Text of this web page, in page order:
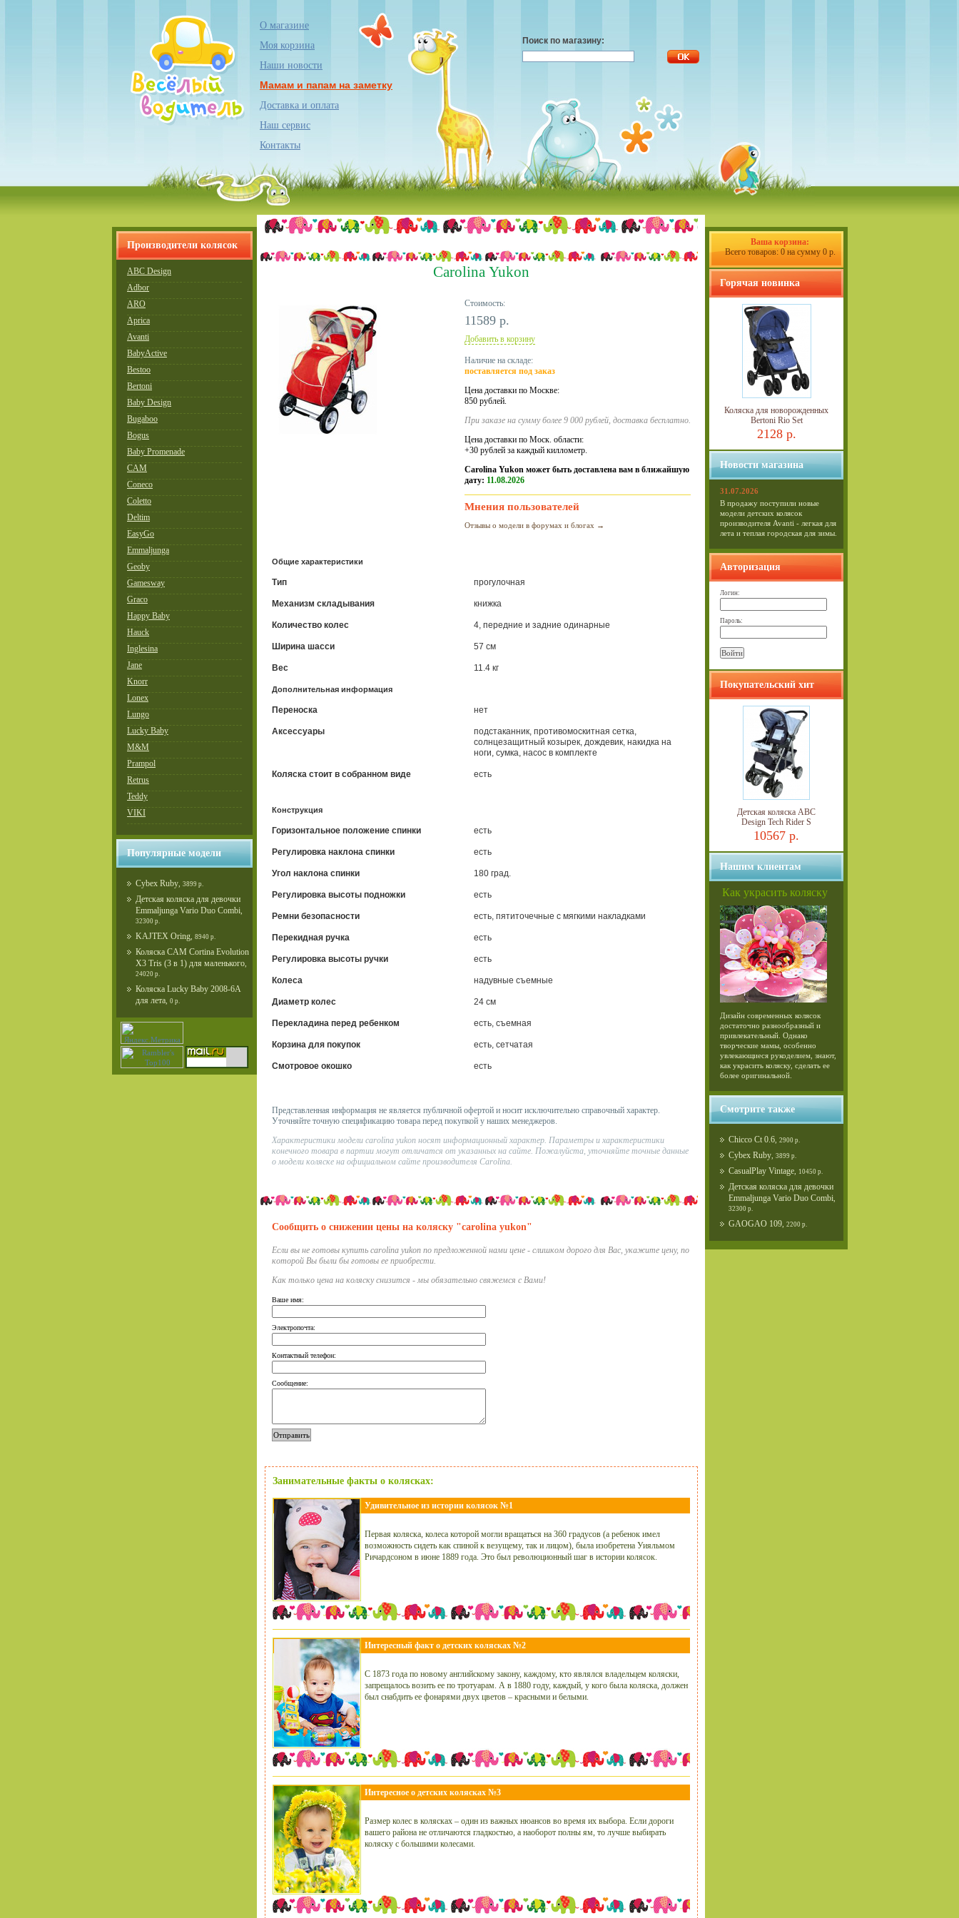
О магазине
Моя корзина
Наши новости
Мамам и папам на заметку
Доставка и оплата
Наш сервис
Контакты
Поиск по магазину:
Производители колясок
ABC Design
Adbor
ARO
Aprica
Avanti
BabyActive
Bestoo
Bertoni
Baby Design
Bugaboo
Bogus
Baby Promenade
CAM
Coneco
Coletto
Deltim
EasyGo
Emmaljunga
Geoby
Gamesway
Graco
Happy Baby
Hauck
Inglesina
Jane
Knorr
Lonex
Lungo
Lucky Baby
M&M
Prampol
Retrus
Teddy
VIKI
Популярные модели
Cybex Ruby 3899 р.
Детская коляска для девочки
Emmaljunga Vario Duo Combi
32300 р.
KAJTEX Oring 8940 р.
Коляска CAM Cortina Evolution
X3 Tris (3 в 1) для маленького
24020 р.
Коляска Lucky Baby 2008-6А
для лета 0 р.
Carolina Yukon
Стоимость:
11589 р.
Добавить в корзину
Наличие на складе:
поставляется под заказ
Цена доставки по Москве:
850 рублей.
При заказе на сумму более 9 000 рублей, доставка бесплатно.
Цена доставки по Моск. области:
+30 рублей за каждый киллометр.
Carolina Yukon может быть доставлена вам в ближайшую
дату: 11.08.2026
Мнения пользователей
Отзывы о модели в форумах и блогах →
Общие характеристики
Тип прогулочная
Механизм складывания книжка
Количество колес 4, передние и задние одинарные
Ширина шасси 57 см
Вес 11.4 кг
Дополнительная информация
Переноска нет
Аксессуары
подстаканник, противомоскитная сетка,
солнцезащитный козырек, дождевик, накидка на
ноги, сумка, насос в комплекте
Коляска стоит в собранном виде есть
Конструкция
Горизонтальное положение спинки есть
Регулировка наклона спинки есть
Угол наклона спинки 180 град.
Регулировка высоты подножки есть
Ремни безопасности есть, пятиточечные с мягкими накладками
Перекидная ручка есть
Регулировка высоты ручки есть
Колеса надувные съемные
Диаметр колес 24 см
Перекладина перед ребенком есть, съемная
Корзина для покупок есть, сетчатая
Смотровое окошко есть
Представленная информация не является публичной офертой и носит исключительно справочный характер.
Уточняйте точную спецификацию товара перед покупкой у наших менеджеров.
Характеристики модели carolina yukon носят информационный характер. Параметры и характеристики
конечного товара в партии могут отличатся от указанных на сайте. Пожалуйста, уточняйте точные данные
о модели коляске на официальном сайте производителя Carolina.
Сообщить о снижении цены на коляску "carolina yukon"
Если вы не готовы купить carolina yukon по предложенной нами цене - слишком дорого для Вас, укажите цену, по
которой Вы были бы готовы ее приобрести.
Как только цена на коляску снизится - мы обязательно свяжемся с Вами!
Ваше имя:
Электропочта:
Контактный телефон:
Сообщение:
Занимательные факты о колясках:
Удивительное из истории колясок №1
Первая коляска, колеса которой могли вращаться на 360 градусов (а ребенок имел
возможность сидеть как спиной к везущему, так и лицом), была изобретена Уияльмом
Ричардсоном в июне 1889 года. Это был революционный шаг в истории колясок.
Интересный факт о детских колясках №2
С 1873 года по новому английскому закону, каждому, кто являлся владельцем коляски,
запрещалось возить ее по тротуарам. А в 1880 году, каждый, у кого была коляска, должен
был снабдить ее фонарями двух цветов – красными и белыми.
Интересное о детских колясках №3
Размер колес в колясках – один из важных нюансов во время их выбора. Если дороги
вашего района не отличаются гладкостью, а наоборот полны ям, то лучше выбирать
коляску с большими колесами.
Ваша корзина:
Всего товаров: 0 на сумму 0 р.
Горячая новинка
Коляска для новорожденных
Bertoni Rio Set
2128 р.
Новости магазина
31.07.2026
В продажу поступили новые
модели детских колясок
производителя Avanti - легкая для
лета и теплая городская для зимы.
Авторизация
Логин:
Пароль:
Покупательский хит
Детская коляска ABC
Design Tech Rider S
10567 р.
Нашим клиентам
Как украсить коляску
Дизайн современных колясок
достаточно разнообразный и
привлекательный. Однако
творческие мамы, особенно
увлекающиеся рукоделием, знают,
как украсить коляску, сделать ее
более оригинальной.
Смотрите также
Chicco Ct 0.6 2900 р.
Cybex Ruby 3899 р.
CasualPlay Vintage 10450 р.
Детская коляска для девочки
Emmaljunga Vario Duo Combi
32300 р.
GAOGAO 109 2200 р.